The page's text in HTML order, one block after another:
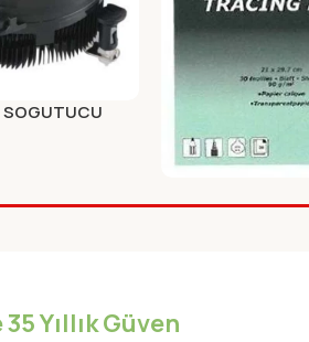
SOGUTUCU
FANLI
90GR 30 LU ALX-
Yıllık Güven